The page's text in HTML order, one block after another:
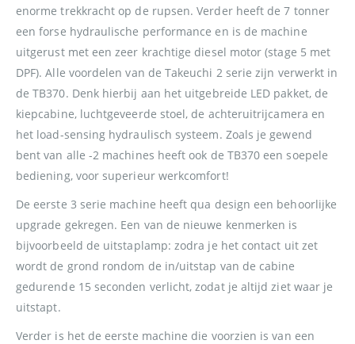
enorme trekkracht op de rupsen. Verder heeft de 7 tonner
een forse hydraulische performance en is de machine
uitgerust met een zeer krachtige diesel motor (stage 5 met
DPF). Alle voordelen van de Takeuchi 2 serie zijn verwerkt in
de TB370. Denk hierbij aan het uitgebreide LED pakket, de
kiepcabine, luchtgeveerde stoel, de achteruitrijcamera en
het load-sensing hydraulisch systeem. Zoals je gewend
bent van alle -2 machines heeft ook de TB370 een soepele
bediening, voor superieur werkcomfort!
De eerste 3 serie machine heeft qua design een behoorlijke
upgrade gekregen. Een van de nieuwe kenmerken is
bijvoorbeeld de uitstaplamp: zodra je het contact uit zet
wordt de grond rondom de in/uitstap van de cabine
gedurende 15 seconden verlicht, zodat je altijd ziet waar je
uitstapt.
Verder is het de eerste machine die voorzien is van een